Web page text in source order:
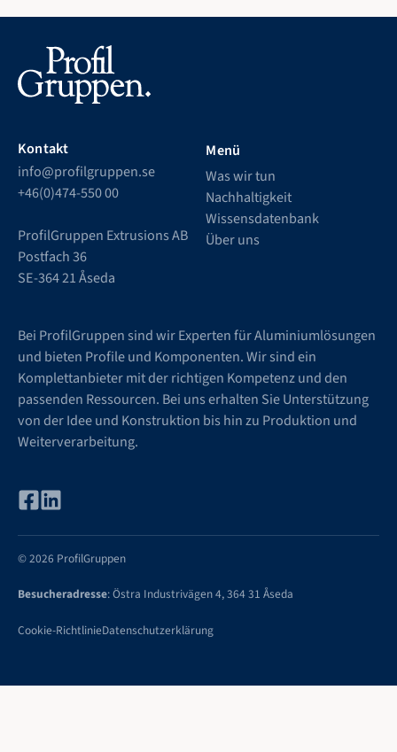
Kontakt
info@profilgruppen.se
+46(0)474-550 00
ProfilGruppen Extrusions AB
Postfach 36
SE-364 21 Åseda
Menü
Was wir tun
Nachhaltigkeit
Wissensdatenbank
Über uns
Bei ProfilGruppen sind wir Experten für Aluminiumlösungen
und bieten Profile und Komponenten. Wir sind ein
Komplettanbieter mit der richtigen Kompetenz und den
passenden Ressourcen. Bei uns erhalten Sie Unterstützung
von der Idee und Konstruktion bis hin zu Produktion und
Weiterverarbeitung.
© 2026 ProfilGruppen
Besucheradresse: Östra Industrivägen 4, 364 31 Åseda
Cookie-RichtlinieDatenschutzerklärung